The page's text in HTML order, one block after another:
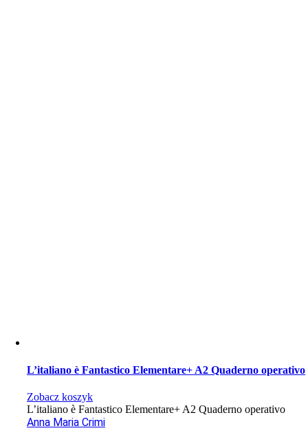
L’italiano è Fantastico Elementare+ A2 Quaderno operativo
Zobacz koszyk
L’italiano è Fantastico Elementare+ A2 Quaderno operativo
Anna Maria Crimi